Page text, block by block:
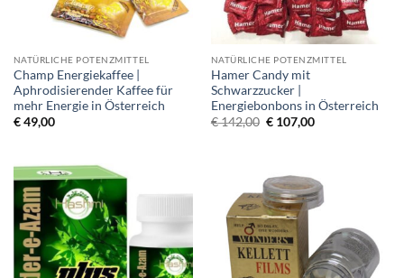
NATÜRLICHE POTENZMITTEL
Champ Energiekaffee |
Aphrodisierender Kaffee für
mehr Energie in Österreich
€49,00
NATÜRLICHE POTENZMITTEL
Hamer Candy mit
Schwarzzucker |
Energiebonbons in Österreich
€142,00 Original
€107,00Current